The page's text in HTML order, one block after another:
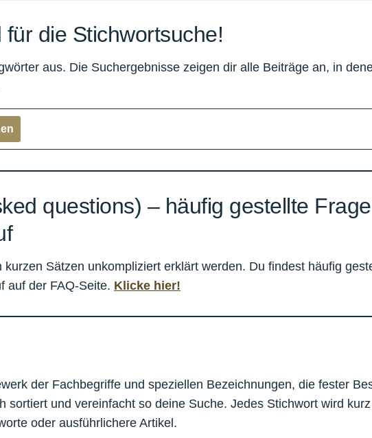
die Stichwortsuche!
aus. Die Suchergebnisse zeigen dir alle Beiträge an, in
questions) – häufig gestellte
Sätzen unkompliziert erklärt werden. Du findest häufig
auf der FAQ-Seite. Klicke hier!
der Fachbegriffe und speziellen Bezeichnungen, die fester
sortiert und vereinfacht so deine Suche. Jedes Stichwort wird
oder ausführlichere Artikel.